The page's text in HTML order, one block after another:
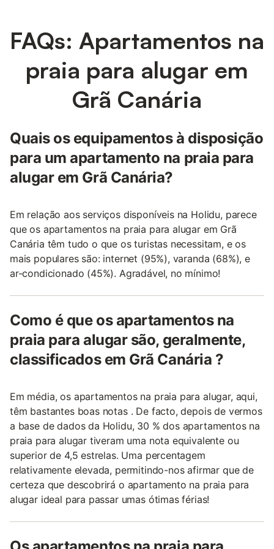
FAQs: Apartamentos na
praia para alugar em
Grã Canária
Quais os equipamentos à disposição
para um apartamento na praia para
alugar em Grã Canária?
Em relação aos serviços disponíveis na Holidu, parece
que os apartamentos na praia para alugar em Grã
Canária têm tudo o que os turistas necessitam, e os
mais populares são: internet (95%), varanda (68%), e
ar-condicionado (45%). Agradável, no mínimo!
Como é que os apartamentos na
praia para alugar são, geralmente,
classificados em Grã Canária ?
Em média, os apartamentos na praia para alugar, aqui,
têm bastantes boas notas . De facto, depois de vermos
a base de dados da Holidu, 30 % dos apartamentos na
praia para alugar tiveram uma nota equivalente ou
superior de 4,5 estrelas. Uma percentagem
relativamente elevada, permitindo-nos afirmar que de
certeza que descobrirá o apartamento na praia para
alugar ideal para passar umas ótimas férias!